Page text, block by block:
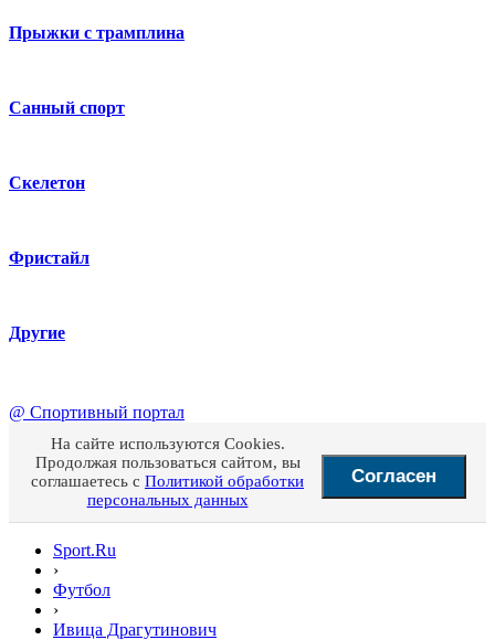
Прыжки с трамплина
Санный спорт
Скелетон
Фристайл
Другие
@ Спортивный портал
На сайте используются Cookies.
Продолжая пользоваться сайтом, вы
соглашаетесь с Политикой обработки
персональных данных
Согласен
Sport.Ru
›
Футбол
›
Ивица Драгутинович